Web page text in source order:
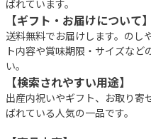
ばれています。
【ギフト・お届けについて】
送料無料でお届けします。のし
ト内容や賞味期限・サイズな
い。
【検索されやすい用途】
出産内祝いやギフト、お取り寄
ばれている人気の一品です。